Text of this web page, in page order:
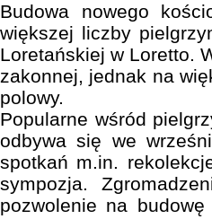
Budowa nowego
większej liczby
Loretańskiej w Loretto.
zakonnej, jednak na
polowy.
Popularne wśród
odbywa się we
spotkań m.in.
sympozja.
pozwolenie na